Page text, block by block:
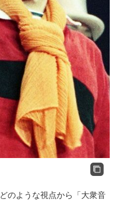
のような視点から「大衆音